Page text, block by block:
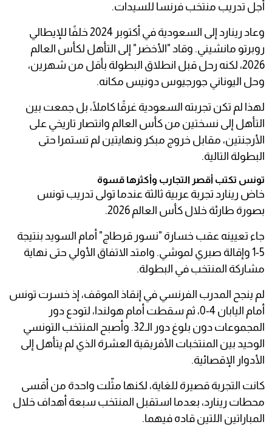
أجل تدريب منتخب فرنسا للسيدات.
وعاد رينارد إلى السعودية في أكتوبر 2024 خلفًا للإيطالي
روبرتو مانشيني. وقاد "الأخضر" إلى التأهل لكأس العالم
2026، لكنه رحل قبل انطلاق البطولة بأقل من شهرين،
وحل اليوناني جورجيوس دونيس مكانه.
لهذا لم تكن تجربته السعودية غرقًا كاملًا، بل جمعت بين
التأهل إلى نسختين من كأس العالم وانتصار تاريخي على
الأرجنتين، مقابل خروج مبكر ونهايتين لم تستمرا حتى
البطولة التالية.
تونس تكتب أقصر التجارب وأكثرها قسوة
خاض رينارد تجربة عربية ثالثة عندما تولى تدريب تونس
بصورة طارئة خلال كأس العالم 2026.
جاء تعيينه عقب خسارة "نسور قرطاج" أمام السويد بنتيجة
5-1 وإقالة صبري لموشي. وامتد الاتفاق الأولي حتى نهاية
مشاركة المنتخب في البطولة.
لم ينجح المدرب الفرنسي في إنقاذ الموقف، إذ خسرت تونس
أمام اليابان 4-0، ثم سقطت أمام هولندا، لتودع دور
المجموعات دون بلوغ دور الـ32. وأصبح المنتخب التونسي
الوحيد بين المنتخبات الأفريقية العشرة الذي لم يتأهل إلى
الأدوار الإقصائية.
كانت التجربة قصيرة للغاية، لكنها مثّلت واحدة من أقسى
محطات رينارد، بعدما استقبل المنتخب سبعة أهداف خلال
المباراتين اللتين قاده فيهما.